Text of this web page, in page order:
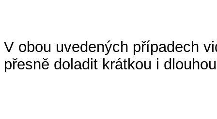
V obou uvedených případech
přesně doladit krátkou i